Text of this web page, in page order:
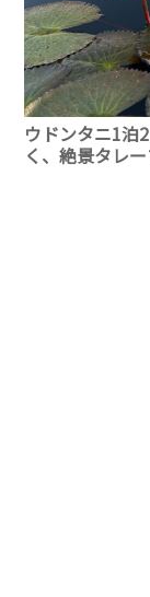
ウドンタニ1泊
く、絶景タレ